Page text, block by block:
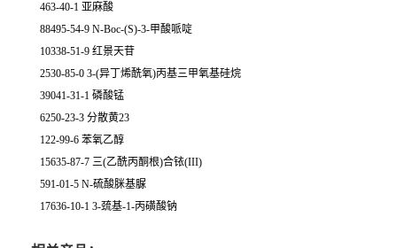
463-40-1 亚麻酸
88495-54-9 N-Boc-(S)-3-甲酸哌啶
10338-51-9 红景天苷
2530-85-0 3-(异丁烯酰氧)丙基三甲氧基硅烷
39041-31-1 磷酸锰
6250-23-3 分散黄23
122-99-6 苯氧乙醇
15635-87-7 三(乙酰丙酮根)合铱(III)
591-01-5 N-硫酸脒基脲
17636-10-1 3-巯基-1-丙磺酸钠